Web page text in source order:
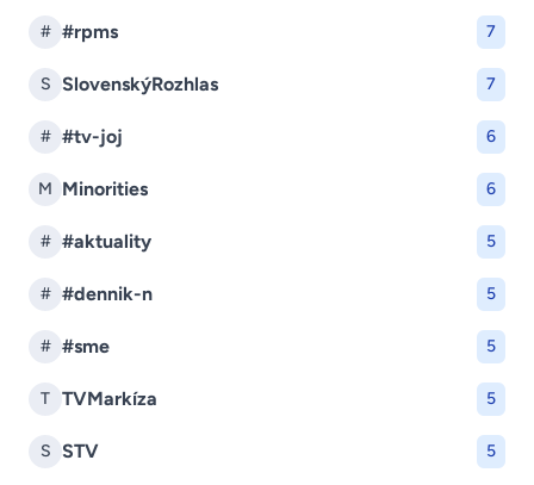
# #rpms 7
S SlovenskýRozhlas 7
# #tv-joj 6
M Minorities 6
# #aktuality 5
# #dennik-n 5
# #sme 5
T TVMarkíza 5
S STV 5